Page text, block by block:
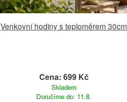
Venkovní hodiny s teploměrem 30cm
Cena: 699 Kč
Skladem
Doručíme do: 11.8.